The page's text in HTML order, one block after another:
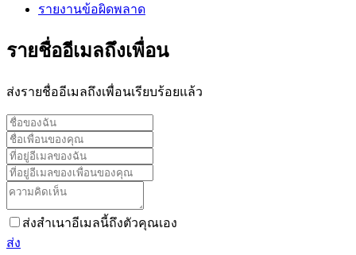
รายงานข้อผิดพลาด
รายชื่ออีเมลถึงเพื่อน
ส่งรายชื่ออีเมลถึงเพื่อนเรียบร้อยแล้ว
ส่งสำเนาอีเมลนี้ถึงตัวคุณเอง
ส่ง